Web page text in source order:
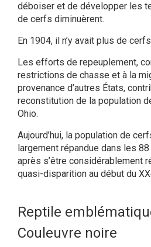
déboiser et de développer les
de cerfs diminuèrent.
En 1904, il n’y avait plus de
Les efforts de repeuplement,
restrictions de chasse et à la
provenance d’autres États,
reconstitution de la population
Ohio.
Aujourd’hui, la population de
largement répandue dans les 88
après s’être considérablement
quasi-disparition au début du
Reptile
Couleuvre noire